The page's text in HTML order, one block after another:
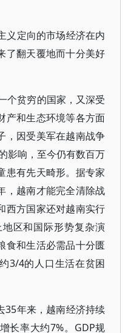
义定向的市场经济在内
了翻天覆地而十分美好
个贫穷的国家，又深受
产和生态环境等各方面
，因受美军在越南战争
影响，至今仍有数百万
患有先天畸形。据专家
，越南才能完全清除战
西方国家还对越南实行
区和国际形势复杂演
食和生活必需品十分匮
3/4的人口生活在贫困
35年来，越南经济持续
长率大约7%。GDP规